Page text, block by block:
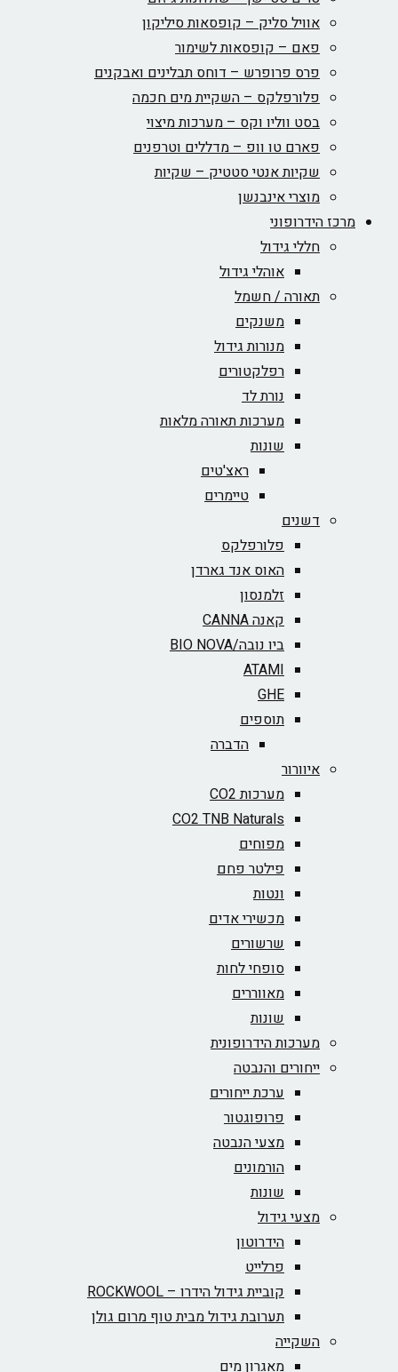
אוויל סליק – קופסאות סיליקון
פאם – קופסאות לשימור
פרס פרופרש – דוחס תבלינים ואבקנים
פלורפלקס – השקיית מים חכמה
בסט ווליו וקס – מערכות מיצוי
פארם טו וופ – מדללים וטרפנים
שקיות אנטי סטטיק – שקיות
מוצרי אינבנשן
מרכז הידרופוני
חללי גידול
אוהלי גידול
תאורה / חשמל
משנקים
מנורות גידול
רפלקטורים
נורת לד
מערכות תאורה מלאות
שונות
ראצ'טים
טיימרים
דשנים
פלורפלקס
האוס אנד גארדן
זלמנסון
קאנה CANNA
ביו נובה/BIO NOVA‏
ATAMI
GHE
תוספים
הדברה
איוורור
מערכות CO2
CO2 TNB Naturals
מפוחים
פילטר פחם
ונטות
מכשירי אדים
שרשורים
סופחי לחות
מאווררים
שונות
מערכות הידרופונית
ייחורים והנבטה
ערכת ייחורים
פרופוגטור
מצעי הנבטה
הורמונים
שונות
מצעי גידול
הידרוטון
פרלייט
קוביית גידול הידרו – ROCKWOOL‏
תערובת גידול מבית טוף מרום גולן
השקייה
מאגרון מים